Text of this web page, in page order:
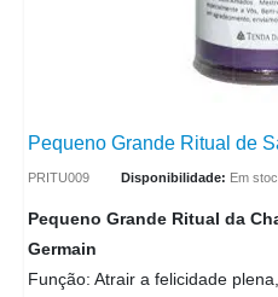
Pequeno Grande Ritual de
PRITU009 Disponibilidade: Em
Pequeno Grande Ritual da
Germain
Função: Atrair a felicidade